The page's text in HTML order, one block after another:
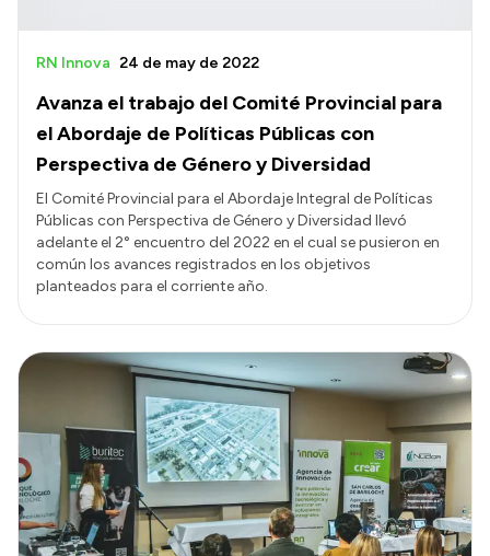
Avanza el trabajo del Comité Provincial para
el Abordaje de Políticas Públicas con
Perspectiva de Género y Diversidad
RN Innova 24 de may de 2022
El Comité Provincial para el Abordaje Integral de Políticas
Públicas con Perspectiva de Género y Diversidad llevó
adelante el 2° encuentro del 2022 en el cual se pusieron en
común los avances registrados en los objetivos
planteados para el corriente año.